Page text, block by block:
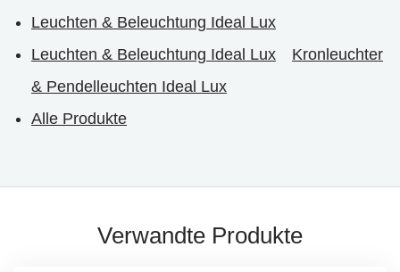
Leuchten & Beleuchtung Ideal Lux
Leuchten & Beleuchtung Ideal Lux
Kronleuchter
& Pendelleuchten Ideal Lux
Alle Produkte
Verwandte Produkte